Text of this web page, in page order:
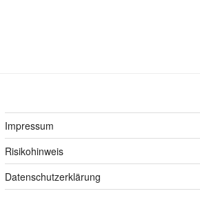
Impressum
Risikohinweis
Datenschutzerklärung